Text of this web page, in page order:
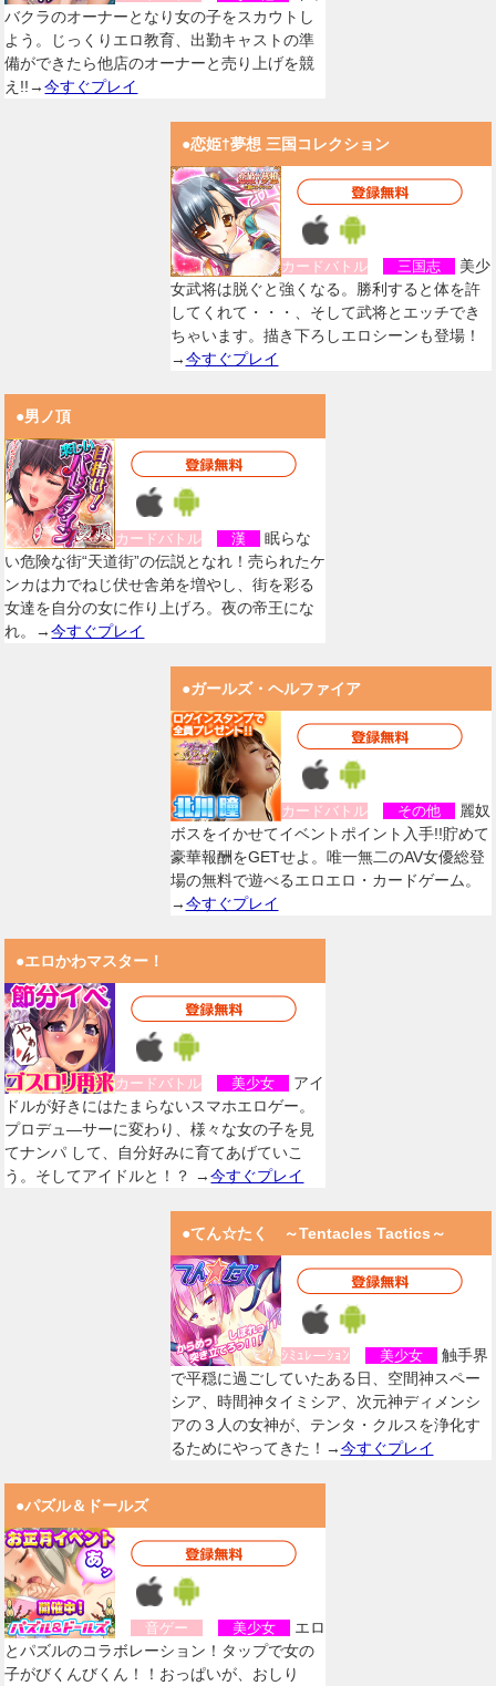
バクラのオーナーとなり女の子をスカウトし
よう。じっくりエロ教育、出勤キャストの準
備ができたら他店のオーナーと売り上げを競
え!!→今すぐプレイ
●恋姫†夢想 三国コレクション
カードバトル 三国志
美少
女武将は脱ぐと強くなる。勝利すると体を許
してくれて・・・、そして武将とエッチでき
ちゃいます。描き下ろしエロシーンも登場！
→今すぐプレイ
●男ノ頂
カードバトル 漢
眠らな
い危険な街“天道街”の伝説となれ！売られたケ
ンカは力でねじ伏せ舎弟を増やし、街を彩る
女達を自分の女に作り上げろ。夜の帝王にな
れ。→今すぐプレイ
●ガールズ・ヘルファイア
カードバトル その他
麗奴
ボスをイかせてイベントポイント入手!!貯めて
豪華報酬をGETせよ。唯一無二のAV女優総登
場の無料で遊べるエロエロ・カードゲーム。
→今すぐプレイ
●エロかわマスター！
カードバトル 美少女
アイ
ドルが好きにはたまらないスマホエロゲー。
プロデュ―サーに変わり、様々な女の子を見
てナンパ して、自分好みに育てあげていこ
う。そしてアイドルと！？ →今すぐプレイ
●てん☆たく ～Tentacles Tactics～
ｼﾐｭﾚーｼｮﾝ 美少女
触手界
で平穏に過ごしていたある日、空間神スペー
シア、時間神タイミシア、次元神ディメンシ
アの３人の女神が、テンタ・クルスを浄化す
るためにやってきた！→今すぐプレイ
●パズル＆ドールズ
音ゲー 美少女
エロ
とパズルのコラボレーション！タップで女の
子がびくんびくん！！おっぱいが、おしり